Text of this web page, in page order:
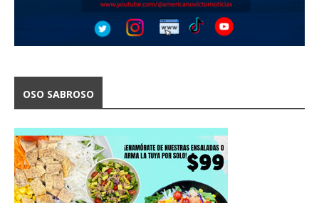
OSO SABROSO